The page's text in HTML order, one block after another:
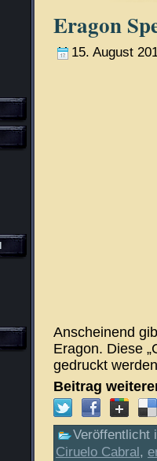
Eragon
15. August
Anscheinend
Eragon. Diese
gedruckt
Beitrag
Veröffentlicht
Ciruelo Cabral,